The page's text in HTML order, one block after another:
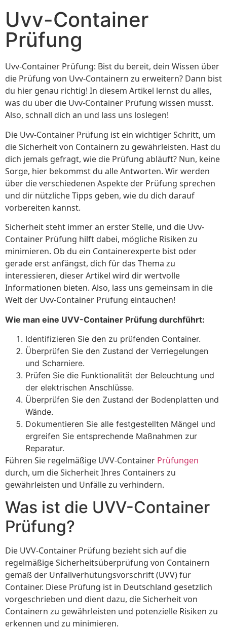
Uvv-Container
Prüfung
Uvv-Container Prüfung: Bist du bereit, dein Wissen über
die Prüfung von Uvv-Containern zu erweitern? Dann bist
du hier genau richtig! In diesem Artikel lernst du alles,
was du über die Uvv-Container Prüfung wissen musst.
Also, schnall dich an und lass uns loslegen!
Die Uvv-Container Prüfung ist ein wichtiger Schritt, um
die Sicherheit von Containern zu gewährleisten. Hast du
dich jemals gefragt, wie die Prüfung abläuft? Nun, keine
Sorge, hier bekommst du alle Antworten. Wir werden
über die verschiedenen Aspekte der Prüfung sprechen
und dir nützliche Tipps geben, wie du dich darauf
vorbereiten kannst.
Sicherheit steht immer an erster Stelle, und die Uvv-
Container Prüfung hilft dabei, mögliche Risiken zu
minimieren. Ob du ein Containerexperte bist oder
gerade erst anfängst, dich für das Thema zu
interessieren, dieser Artikel wird dir wertvolle
Informationen bieten. Also, lass uns gemeinsam in die
Welt der Uvv-Container Prüfung eintauchen!
Wie man eine UVV-Container Prüfung durchführt:
Identifizieren Sie den zu prüfenden Container.
Überprüfen Sie den Zustand der Verriegelungen
und Scharniere.
Prüfen Sie die Funktionalität der Beleuchtung und
der elektrischen Anschlüsse.
Überprüfen Sie den Zustand der Bodenplatten und
Wände.
Dokumentieren Sie alle festgestellten Mängel und
ergreifen Sie entsprechende Maßnahmen zur
Reparatur.
Führen Sie regelmäßige UVV-Container Prüfungen
durch, um die Sicherheit Ihres Containers zu
gewährleisten und Unfälle zu verhindern.
Was ist die UVV-Container
Prüfung?
Die UVV-Container Prüfung bezieht sich auf die
regelmäßige Sicherheitsüberprüfung von Containern
gemäß der Unfallverhütungsvorschrift (UVV) für
Container. Diese Prüfung ist in Deutschland gesetzlich
vorgeschrieben und dient dazu, die Sicherheit von
Containern zu gewährleisten und potenzielle Risiken zu
erkennen und zu minimieren.